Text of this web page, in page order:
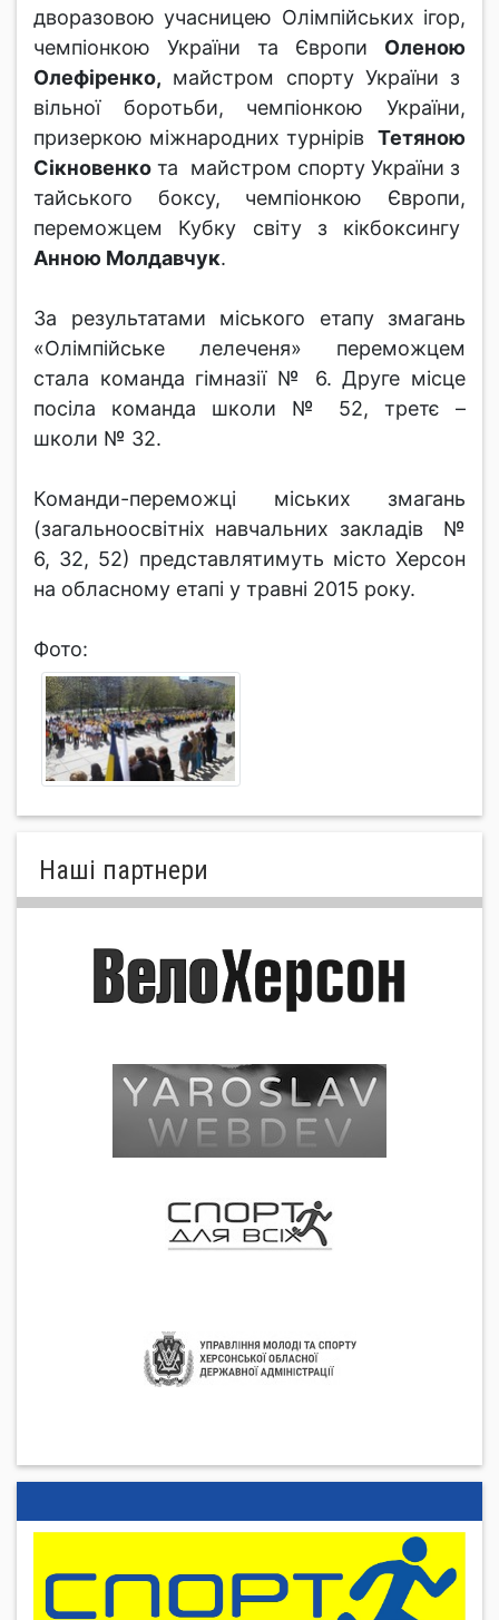
дворазовою учасницею Олімпійських ігор,
чемпіонкою України та Європи Оленою
Олефіренко, майстром спорту України з
вільної боротьби, чемпіонкою України,
призеркою міжнародних турнірів Тетяною
Сікновенко та майстром спорту України з
тайського боксу, чемпіонкою Європи,
переможцем Кубку світу з кікбоксингу
Анною Молдавчук.
За результатами міського етапу змагань
«Олімпійське лелеченя» переможцем
стала команда гімназії № 6. Друге місце
посіла команда школи № 52, третє –
школи № 32.
Команди-переможці міських змагань
(загальноосвітніх навчальних закладів №
6, 32, 52) представлятимуть місто Херсон
на обласному етапі у травні 2015 року.
Фото:
Нашi партнери